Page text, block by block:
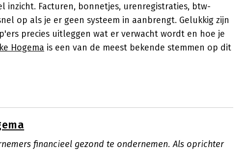
inzicht. Facturen, bonnetjes, urenregistraties, btw-
op als je er geen systeem in aanbrengt. Gelukkig zijn
precies uitleggen wat er verwacht wordt en hoe je
Hogema is een van de meest bekende stemmen op dit
financieel gezond te ondernemen. Als oprichter